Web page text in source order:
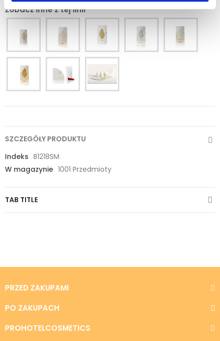
Zobacz inne z tej linii
SZCZEGÓŁY PRODUKTU
Indeks B1218SM
W magazynie 1001 Przedmioty
TAB TITLE
PRZED ZAKUPAMI
PO ZAKUPACH
PROHOTELCOSMETICS